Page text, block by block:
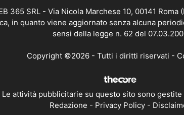
365 SRL - Via Nicola Marchese 10, 00141 Roma
in quanto viene aggiornato senza alcuna
sensi della legge n. 62 del
Copyright ©2026 - Tutti i diritti riservati -
Le attività pubblicitarie su questo sito sono
Redazione - Privacy Policy-